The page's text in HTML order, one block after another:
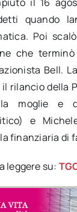
il 16
quando
Poi
che
Bell.
rilancio della
moglie e
e
finanziaria di
leggere su: